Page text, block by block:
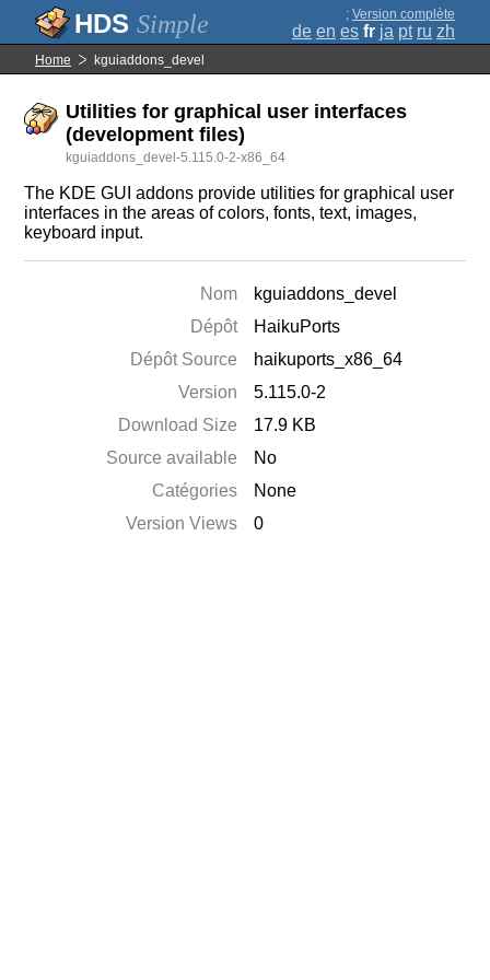
Simple ; Version complète
de en es fr ja pt ru zh
Home kguiaddons_devel
Utilities for graphical user interfaces
(development files)
kguiaddons_devel-5.115.0-2-x86_64
The KDE GUI addons provide utilities for graphical user
interfaces in the areas of colors, fonts, text, images,
keyboard input.
Nom
kguiaddons_devel
Dépôt
HaikuPorts
Dépôt Source
haikuports_x86_64
Version
5.115.0-2
Download Size
17.9 KB
Source available
No
Catégories
None
Version Views
0